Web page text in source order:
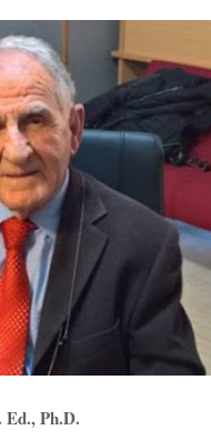
Ed.,Ph.D.